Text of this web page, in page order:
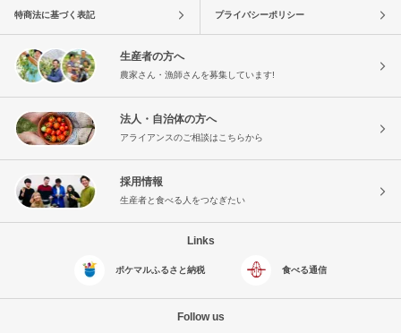
特商法に基づく表記 プライバシーポリシー
生産者の方へ
農家さん・漁師さんを募集しています!
法人・自治体の方へ
アライアンスのご相談はこちらから
採用情報
生産者と食べる人をつなぎたい
Links
ポケマルふるさと納税 食べる通信
Follow us